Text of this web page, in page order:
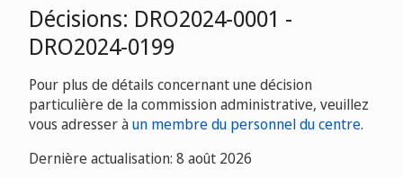
Décisions: DRO2024-0001 -
DRO2024-0199
Pour plus de détails concernant une décision
particulière de la commission administrative, veuillez
vous adresser àun membre du personnel du centre.
Dernière actualisation: 8 août 2026